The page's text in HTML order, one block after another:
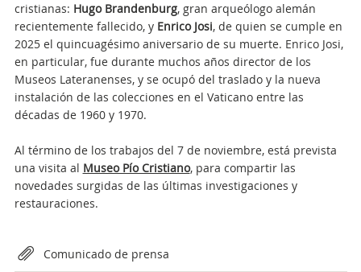
cristianas: Hugo Brandenburg, gran arqueólogo alemán
recientemente fallecido, y Enrico Josi, de quien se cumple en
2025 el quincuagésimo aniversario de su muerte. Enrico Josi,
en particular, fue durante muchos años director de los
Museos Lateranenses, y se ocupó del traslado y la nueva
instalación de las colecciones en el Vaticano entre las
décadas de 1960 y 1970.
Al término de los trabajos del 7 de noviembre, está prevista
una visita al Museo Pío Cristiano, para compartir las
novedades surgidas de las últimas investigaciones y
restauraciones.
Attachments
Comunicado de prensa